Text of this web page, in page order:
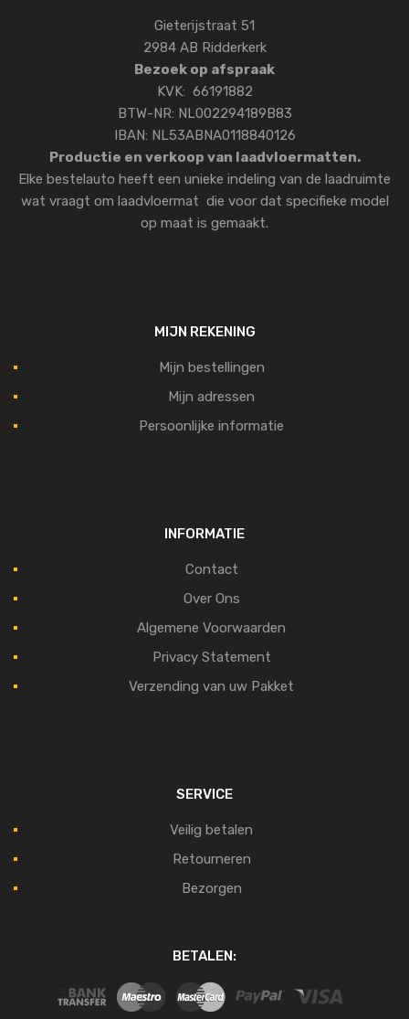
Gieterijstraat 51
2984 AB Ridderkerk
Bezoek op afspraak
KVK: 66191882
BTW-NR: NL002294189B83
IBAN: NL53ABNA0118840126
Productie en verkoop van laadvloermatten.
Elke bestelauto heeft een unieke indeling van de laadruimte
wat vraagt om laadvloermat die voor dat specifieke model
op maat is gemaakt.
MIJN REKENING
Mijn bestellingen
Mijn adressen
Persoonlijke informatie
INFORMATIE
Contact
Over Ons
Algemene Voorwaarden
Privacy Statement
Verzending van uw Pakket
SERVICE
Veilig betalen
Retourneren
Bezorgen
BETALEN: